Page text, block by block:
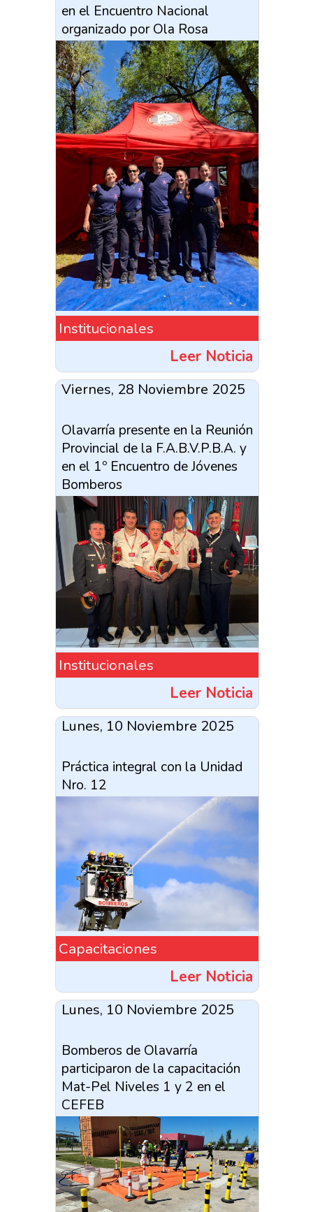
en el Encuentro Nacional
organizado por Ola Rosa
Institucionales
Leer Noticia
Viernes, 28 Noviembre 2025
Olavarría presente en la Reunión
Provincial de la F.A.B.V.P.B.A. y
en el 1º Encuentro de Jóvenes
Bomberos
Institucionales
Leer Noticia
Lunes, 10 Noviembre 2025
Práctica integral con la Unidad
Nro. 12
Capacitaciones
Leer Noticia
Lunes, 10 Noviembre 2025
Bomberos de Olavarría
participaron de la capacitación
Mat-Pel Niveles 1 y 2 en el
CEFEB